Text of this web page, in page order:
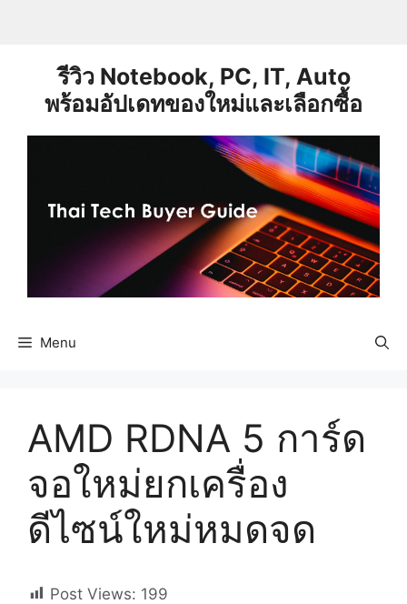
รีวิว Notebook, PC, IT, Auto
พร้อมอัปเดทของใหม่และเลือกซื้อ
Menu
AMD RDNA 5 การ์ด
จอใหม่ยกเครื่อง
ดีไซน์ใหม่หมดจด
Post Views: 199